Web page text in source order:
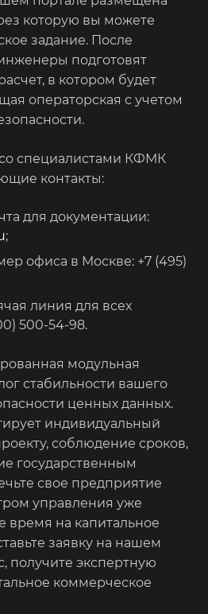
которую вы можете
задание. После
подготовят
в котором будет
операторская с учетом
специалистами КФМК
контакты:
для документации:
;
офиса в Москве: +7 (495)
линия для всех
500-54-98.
модульная
стабильности вашего
ценных данных.
индивидуальный
соблюдение сроков,
государственным
свое предприятие
управления уже
время на капитальное
заявку на нашем
получите экспертную
коммерческое